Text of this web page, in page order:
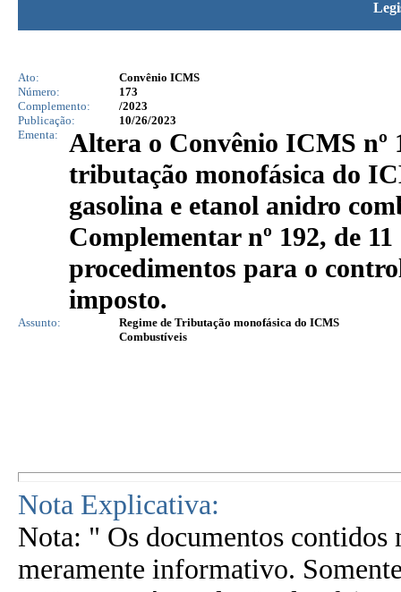
Ato:
Convênio ICMS
Número:
173
Complemento:
/2023
Publicação:
10/26/2023
Ementa:
Altera o Convênio ICMS nº
tributação monofásica do
gasolina e etanol anidro
Complementar nº 192, de
procedimentos para o
imposto.
Assunto:
Regime de Tributação monofásica do ICMS
Combustíveis
Nota Explicativa:
Nota: " Os documentos contidos
meramente informativo.